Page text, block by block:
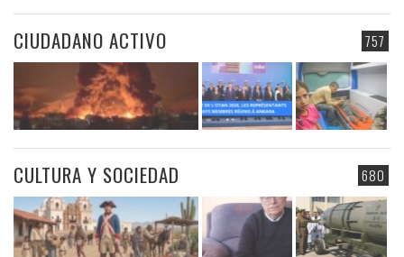
757
CIUDADANO ACTIVO
680
CULTURA Y SOCIEDAD